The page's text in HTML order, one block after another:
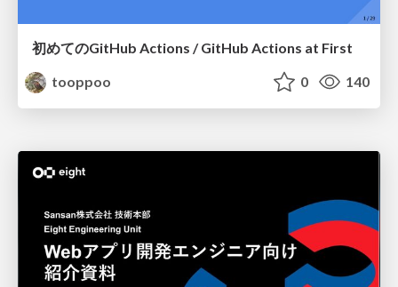
初めてのGitHub Actions / GitHub Actions at First
tooppoo
0 140